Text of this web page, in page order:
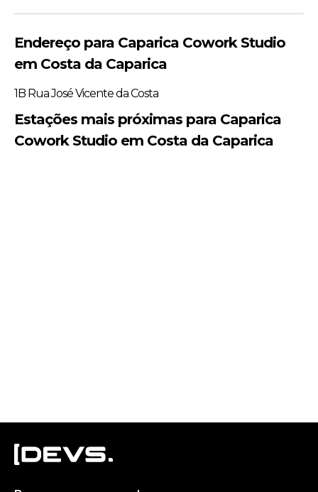
Endereço para Caparica Cowork Studio
em Costa da Caparica
1B Rua José Vicente da Costa
Estações mais próximas para Caparica
Cowork Studio em Costa da Caparica